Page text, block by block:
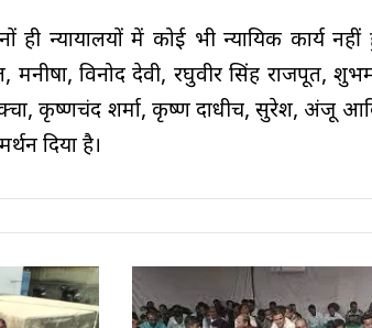
ही न्यायालयों में कोई भी न्यायिक कार्य
मनीषा, विनोद देवी, रघुवीर सिंह राजपूत,
कृष्णचंद शर्मा, कृष्ण दाधीच, सुरेश, अंजू
दिया है।